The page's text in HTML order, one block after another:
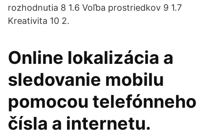
rozhodnutia 8 1.6 Voľba prostriedkov 9 1.7
Kreativita 10 2.
Online lokalizácia a
sledovanie mobilu
pomocou telefónneho
čísla a internetu.